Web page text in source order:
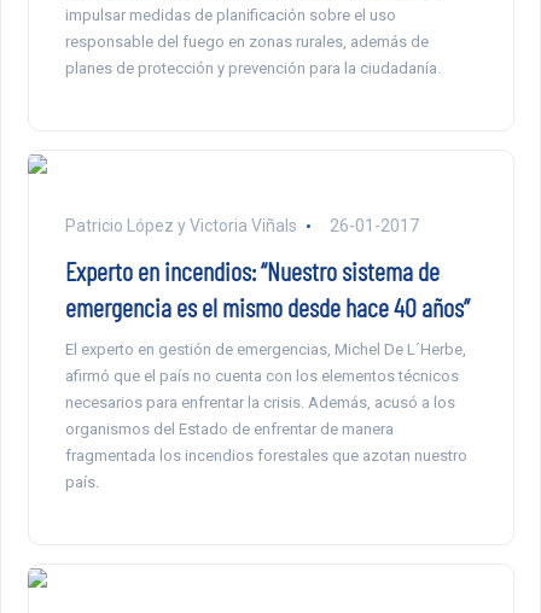
impulsar medidas de planificación sobre el uso
responsable del fuego en zonas rurales, además de
planes de protección y prevención para la ciudadanía.
Patricio López y Victoria Viñals 26-01-2017
Experto en incendios: “Nuestro sistema de
emergencia es el mismo desde hace 40 años”
El experto en gestión de emergencias, Michel De L´Herbe,
afirmó que el país no cuenta con los elementos técnicos
necesarios para enfrentar la crisis. Además, acusó a los
organismos del Estado de enfrentar de manera
fragmentada los incendios forestales que azotan nuestro
país.